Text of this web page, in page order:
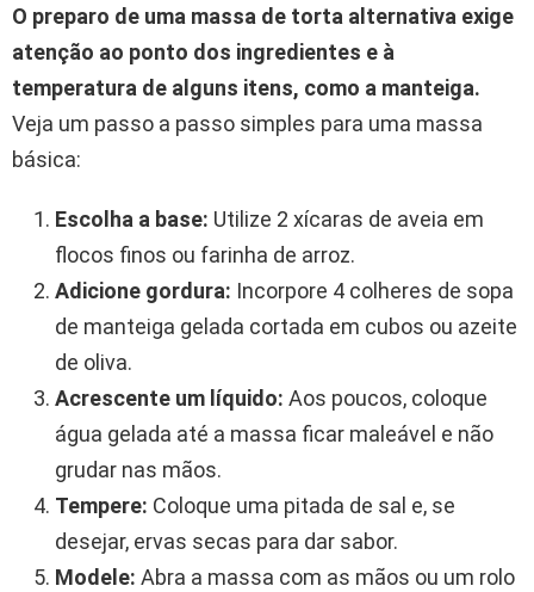
O preparo de uma massa de torta alternativa exige
atenção ao ponto dos ingredientes e à
temperatura de alguns itens, como a manteiga.
Veja um passo a passo simples para uma massa
básica:
Escolha a base: Utilize 2 xícaras de aveia em
flocos finos ou farinha de arroz.
Adicione gordura: Incorpore 4 colheres de sopa
de manteiga gelada cortada em cubos ou azeite
de oliva.
Acrescente um líquido: Aos poucos, coloque
água gelada até a massa ficar maleável e não
grudar nas mãos.
Tempere: Coloque uma pitada de sal e, se
desejar, ervas secas para dar sabor.
Modele: Abra a massa com as mãos ou um rolo